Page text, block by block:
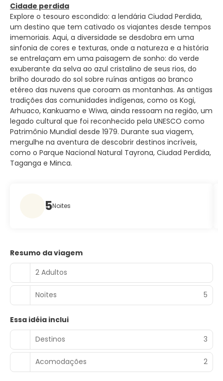
Cidade perdida
Explore o tesouro escondido: a lendária Ciudad Perdida,
um destino que tem cativado os viajantes desde tempos
imemoriais. Aqui, a diversidade se desdobra em uma
sinfonia de cores e texturas, onde a natureza e a história
se entrelaçam em uma paisagem de sonho: do verde
exuberante da selva ao azul cristalino de seus rios, do
brilho dourado do sol sobre ruínas antigas ao branco
etéreo das nuvens que coroam as montanhas. As antigas
tradições das comunidades indígenas, como os Kogi,
Arhuaco, Kankuamo e Wiwa, ainda ressoam na região, um
legado cultural que foi reconhecido pela UNESCO como
Patrimônio Mundial desde 1979. Durante sua viagem,
mergulhe na aventura de descobrir destinos incríveis,
como o Parque Nacional Natural Tayrona, Ciudad Perdida,
Taganga e Minca.
5Noites
Resumo da viagem
2 Adultos
Noites 5
Essa idéia inclui
Destinos
3
Acomodações 2